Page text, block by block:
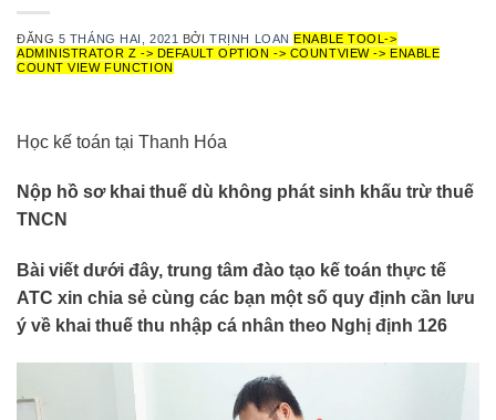
ĐĂNG 5 THÁNG HAI, 2021 BỞITRỊNH LOAN ENABLE TOOL->
ADMINISTRATOR Z -> DEFAULT OPTION -> COUNTVIEW -> ENABLE
COUNT VIEW FUNCTION
Học kế toán tại Thanh Hóa
Nộp hồ sơ khai thuế dù không phát sinh khấu trừ thuế
TNCN
Bài viết dưới đây, trung tâm đào tạo kế toán thực tế
ATC xin chia sẻ cùng các bạn một số quy định cần lưu
ý về khai thuế thu nhập cá nhân theo Nghị định 126